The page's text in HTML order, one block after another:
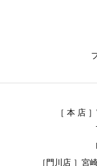
［ 本 店
［門川店 ］宮